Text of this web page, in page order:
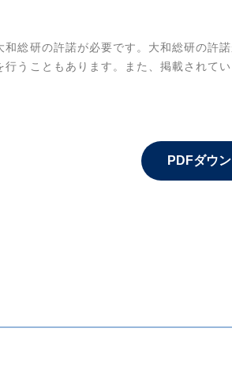
総研の許諾が必要です。大和総研の許諾
うこともあります。また、掲載されて
PDFダウ